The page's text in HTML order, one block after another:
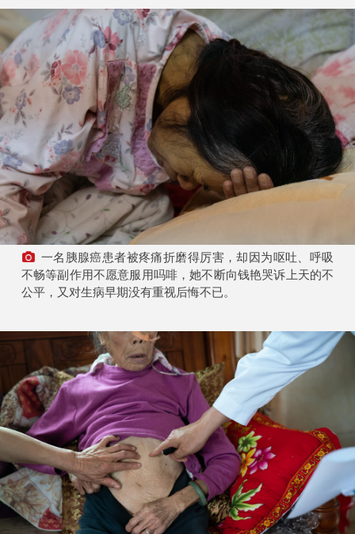
一名胰腺癌患者被疼痛折磨得厉害，却因为呕吐、呼吸
不畅等副作用不愿意服用吗啡，她不断向钱艳哭诉上天的不
公平，又对生病早期没有重视后悔不已。